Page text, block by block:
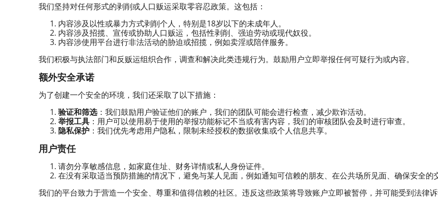
我们坚持对任何形式的剥削或人口贩运采取零容忍政策。这包括：
内容涉及以性或暴力方式剥削个人，特别是18岁以下的未成年人。
内容涉及招揽、宣传或协助人口贩运，包括性剥削、强迫劳动或现代奴役。
内容涉使用平台进行非法活动的胁迫或招揽，例如卖淫或陪伴服务。
我们积极与执法部门和反贩运组织合作，调查和解决此类违规行为。鼓励用户立即举报任何可疑行为或内容。
额外安全承诺
为了创建一个安全的环境，我们还采取了以下措施：
验证和筛选：我们鼓励用户验证他们的账户，我们的团队可能会进行检查，减少欺诈活动。
举报工具 ：用户可以使用易于使用的举报功能标记不当或有害内容，我们的审核团队会及时进行审查。
隐私保护 ：我们优先考虑用户隐私，限制未经授权的数据收集或个人信息共享。
用户责任
请勿分享敏感信息，如家庭住址、财务详情或私人身份证件。
在没有采取适当预防措施的情况下，避免与某人见面，例如通知可信赖的朋友、在公共场所见面、确保安全的
我们的平台致力于营造一个安全、尊重和值得信赖的社区。违反这些政策将导致账户立即被暂停，并可能受到法律诉